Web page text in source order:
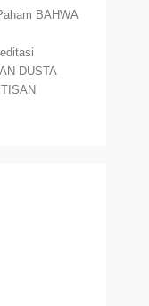
BAHWA
DUSTA